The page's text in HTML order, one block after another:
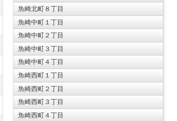
魚崎北町８丁目
魚崎中町１丁目
魚崎中町２丁目
魚崎中町３丁目
魚崎中町４丁目
魚崎西町１丁目
魚崎西町２丁目
魚崎西町３丁目
魚崎西町４丁目